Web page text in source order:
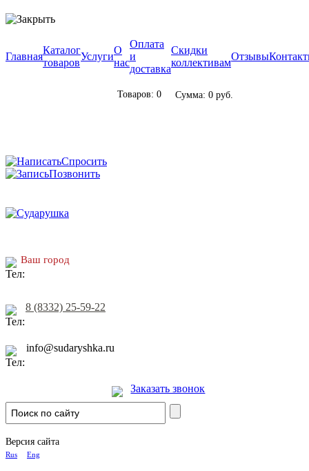
Главная
Каталог
товаров
Услуги
О
нас
Оплата
и
доставка
Скидки
коллективам
Отзывы
Товаров: 0 Сумма: 0 руб.
Спросить
Позвонить
Ваш город
8 (8332) 25-59-22
info@sudaryshka.ru
Заказать звонок
Версия сайта
Rus Eng